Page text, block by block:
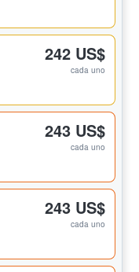
242 US$
cada uno
243 US$
cada uno
243 US$
cada uno